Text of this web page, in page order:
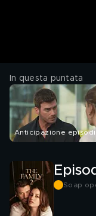
In questa puntata
Anticipazione
Soap